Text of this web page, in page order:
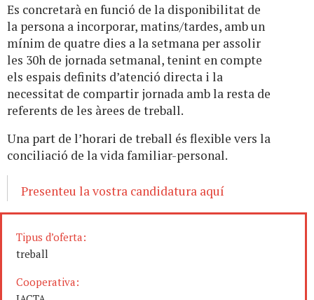
Es concretarà en funció de la disponibilitat de
la persona a incorporar, matins/tardes, amb un
mínim de quatre dies a la setmana per assolir
les 30h de jornada setmanal, tenint en compte
els espais definits d’atenció directa i la
necessitat de compartir jornada amb la resta de
referents de les àrees de treball.
Una part de l’horari de treball és flexible vers la
conciliació de la vida familiar-personal.
Presenteu la vostra candidatura aquí
Tipus d’oferta:
treball
Cooperativa: